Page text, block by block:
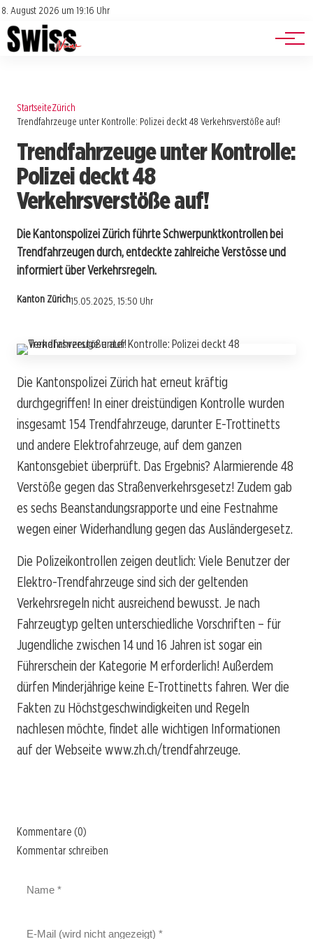
8. August 2026 um 19:16 Uhr
Impressum
Datenschutz
Jobs
Events
StartseiteZürich
Trendfahrzeuge unter Kontrolle: Polizei deckt 48 Verkehrsverstöße auf!
Trendfahrzeuge unter Kontrolle:
Polizei deckt 48
Verkehrsverstöße auf!
Die Kantonspolizei Zürich führte Schwerpunktkontrollen bei
Trendfahrzeugen durch, entdeckte zahlreiche Verstösse und
informiert über Verkehrsregeln.
Kanton Zürich15.05.2025, 15:50 Uhr
Die Kantonspolizei Zürich hat erneut kräftig
durchgegriffen! In einer dreistündigen Kontrolle wurden
insgesamt 154 Trendfahrzeuge, darunter E-Trottinetts
und andere Elektrofahrzeuge, auf dem ganzen
Kantonsgebiet überprüft. Das Ergebnis? Alarmierende 48
Verstöße gegen das Straßenverkehrsgesetz! Zudem gab
es sechs Beanstandungsrapporte und eine Festnahme
wegen einer Widerhandlung gegen das Ausländergesetz.
Die Polizeikontrollen zeigen deutlich: Viele Benutzer der
Elektro-Trendfahrzeuge sind sich der geltenden
Verkehrsregeln nicht ausreichend bewusst. Je nach
Fahrzeugtyp gelten unterschiedliche Vorschriften – für
Jugendliche zwischen 14 und 16 Jahren ist sogar ein
Führerschein der Kategorie M erforderlich! Außerdem
dürfen Minderjährige keine E-Trottinetts fahren. Wer die
Fakten zu Höchstgeschwindigkeiten und Regeln
nachlesen möchte, findet alle wichtigen Informationen
auf der Webseite www.zh.ch/trendfahrzeuge.
Kommentare (0)
Kommentar schreiben